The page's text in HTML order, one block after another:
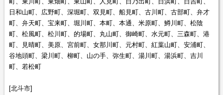
日和山町、広野町、深堀町、双見町、船見町、古川町、古部町、弁才
町、弁天町、宝来町、堀川町、本町、本通、米原町、鱒川町、松陰
町、松風町、松川町、的場町、丸山町、御崎町、水元町、三森町、港
町、見晴町、美原、宮前町、女那川町、元村町、紅葉山町、安浦町、
谷地頭町、梁川町、柳町、山の手、弥生町、湯川町、湯浜町、吉川
町、若松町
[北斗市]